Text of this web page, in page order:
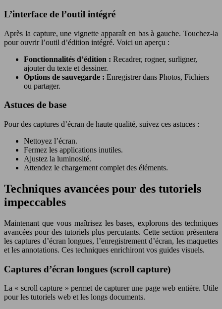
L’interface de l’outil intégré
Après la capture, une vignette apparaît en bas à gauche. Touchez-la
pour ouvrir l’outil d’édition intégré. Voici un aperçu :
Fonctionnalités d’édition : Recadrer, rogner, surligner,
ajouter du texte et dessiner.
Options de sauvegarde : Enregistrer dans Photos, Fichiers
ou partager.
Astuces de base
Pour des captures d’écran de haute qualité, suivez ces astuces :
Nettoyez l’écran.
Fermez les applications inutiles.
Ajustez la luminosité.
Attendez le chargement complet des éléments.
Techniques avancées pour des tutoriels
impeccables
Maintenant que vous maîtrisez les bases, explorons des techniques
avancées pour des tutoriels plus percutants. Cette section présentera
les captures d’écran longues, l’enregistrement d’écran, les maquettes
et les annotations. Ces techniques enrichiront vos guides visuels.
Captures d’écran longues (scroll capture)
La « scroll capture » permet de capturer une page web entière. Utile
pour les tutoriels web et les longs documents.